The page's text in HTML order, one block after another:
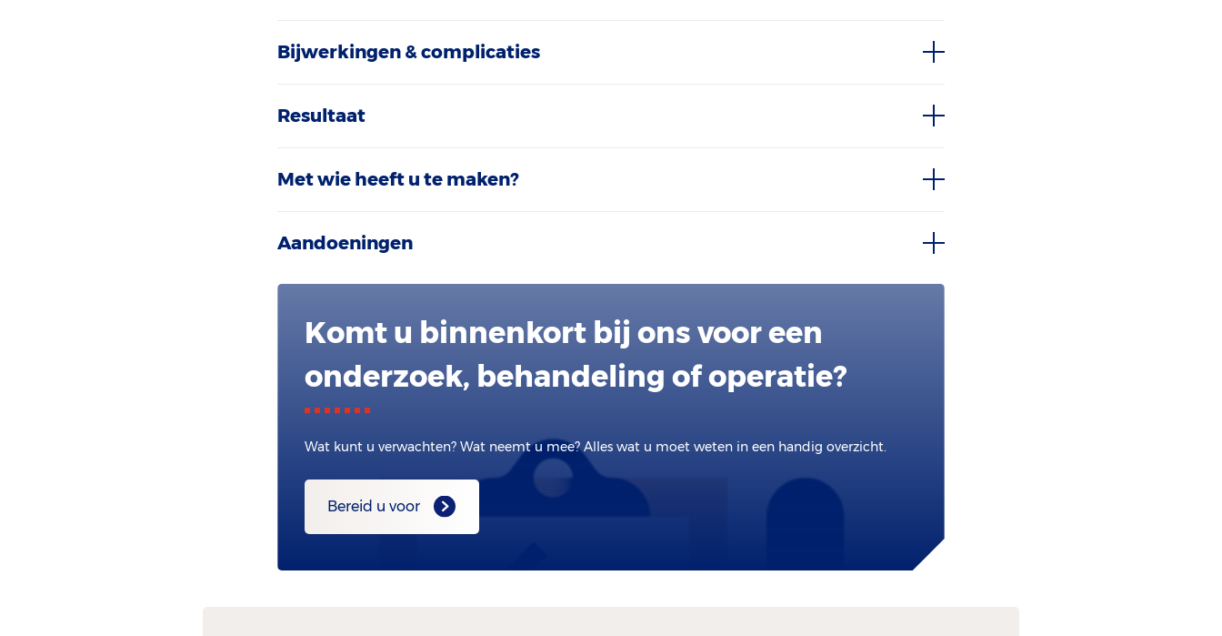
Bijwerkingen & complicaties
Resultaat
Met wie heeft u te maken?
Aandoeningen
Komt u binnenkort bij ons voor een
onderzoek, behandeling of operatie?
Wat kunt u verwachten? Wat neemt u mee? Alles wat u moet weten in een handig overzicht.
Bereid u voor